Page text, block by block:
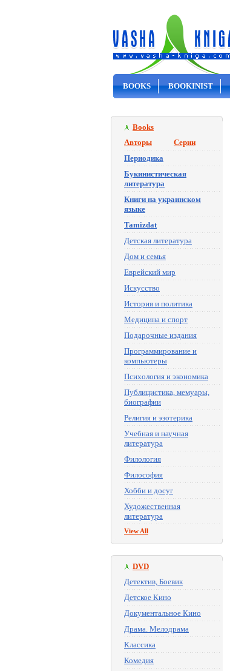
BOOKS BOOKINIST
Books
Авторы
Серии
Периодика
Букинистическая
литература
Книги на украинском
языке
Tamizdat
Детская литература
Дом и семья
Еврейский мир
Искусство
История и политика
Медицина и спорт
Подарочные издания
Программирование и
компьютеры
Психология и экономика
Публицистика, мемуары,
биографии
Религия и эзотерика
Учебная и научная
литература
Филология
Философия
Хобби и досуг
Художественная
литература
View All
DVD
Детектив, Боевик
Детское Кино
Документальное Кино
Драма. Мелодрама
Классика
Комедия